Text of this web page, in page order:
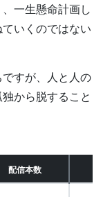
一生懸命計画し
いくのではない
すが、人と人の
から脱すること
配信本数